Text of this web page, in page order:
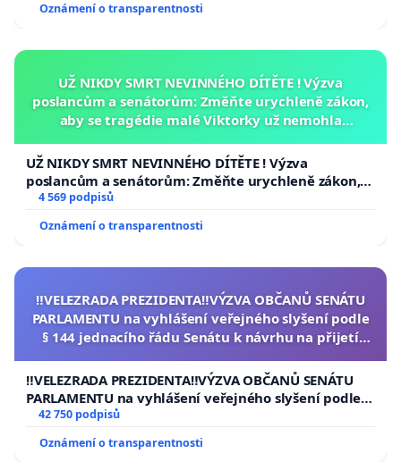
Oznámení o transparentnosti
UŽ NIKDY SMRT NEVINNÉHO DÍTĚTE ! Výzva
poslancům a senátorům: Změňte urychleně zákon,
aby se tragédie malé Viktorky už nemohla
UŽ NIKDY SMRT NEVINNÉHO DÍTĚTE ! Výzva
poslancům a senátorům: Změňte urychleně zákon,
aby se tragédie malé Viktorky už nemohla opakovat!
4 569 podpisů
Oznámení o transparentnosti
‼️VELEZRADA PREZIDENTA‼️VÝZVA OBČANŮ SENÁTU
PARLAMENTU na vyhlášení veřejného slyšení podle
§ 144 jednacího řádu Senátu k návrhu na přijetí
republiky
‼️VELEZRADA PREZIDENTA‼️VÝZVA OBČANŮ SENÁTU
PARLAMENTU na vyhlášení veřejného slyšení podle §
144 jednacího řádu Senátu k návrhu na přijetí
usnesení k podání ústavní žaloby na prezidenta
republiky
42 750 podpisů
Oznámení o transparentnosti